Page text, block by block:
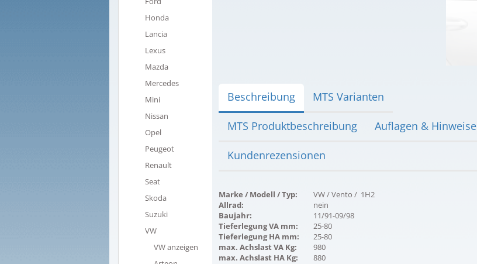
Beschreibung MTS Varianten
MTS Produktbeschreibung Auflagen & Hinweise
Kundenrezensionen
Marke / Modell / Typ:
VW / Vento / 1H2
Allrad:
nein
Baujahr:
11/91-09/98
Tieferlegung VA mm:
25-80
Tieferlegung HA mm:
25-80
max. Achslast VA Kg:
980
max. Achslast HA Kg:
880
Honda
Lancia
Lexus
Mazda
Mercedes
Mini
Nissan
Opel
Peugeot
Renault
Seat
Skoda
Suzuki
VW
VW anzeigen